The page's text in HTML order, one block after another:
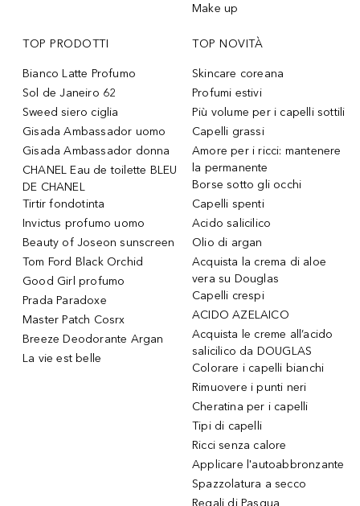
Make up
TOP PRODOTTI
Bianco Latte Profumo
Sol de Janeiro 62
Sweed siero ciglia
Gisada Ambassador uomo
Gisada Ambassador donna
CHANEL Eau de toilette BLEU
DE CHANEL
Tirtir fondotinta
Invictus profumo uomo
Beauty of Joseon sunscreen
Tom Ford Black Orchid
Good Girl profumo
Prada Paradoxe
Master Patch Cosrx
Breeze Deodorante Argan
La vie est belle
TOP NOVITÀ
Skincare coreana
Profumi estivi
Più volume per i capelli sottili
Capelli grassi
Amore per i ricci: mantenere
la permanente
Borse sotto gli occhi
Capelli spenti
Acido salicilico
Olio di argan
Acquista la crema di aloe
vera su Douglas
Capelli crespi
ACIDO AZELAICO
Acquista le creme all’acido
salicilico da DOUGLAS
Colorare i capelli bianchi
Rimuovere i punti neri
Cheratina per i capelli
Tipi di capelli
Ricci senza calore
Applicare l'autoabbronzante
Spazzolatura a secco
Regali di Pasqua